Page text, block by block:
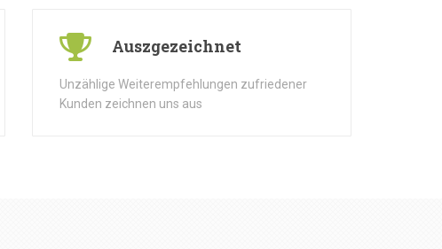
Auszgezeichnet
Unzählige Weiterempfehlungen zufriedener
Kunden zeichnen uns aus